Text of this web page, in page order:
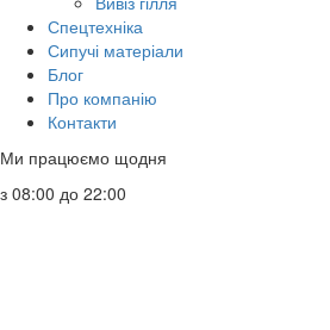
Спецтехніка
Сипучі матеріали
Блог
Про компанію
Контакти
Ми працюємо щодня
з 08:00 до 22:00